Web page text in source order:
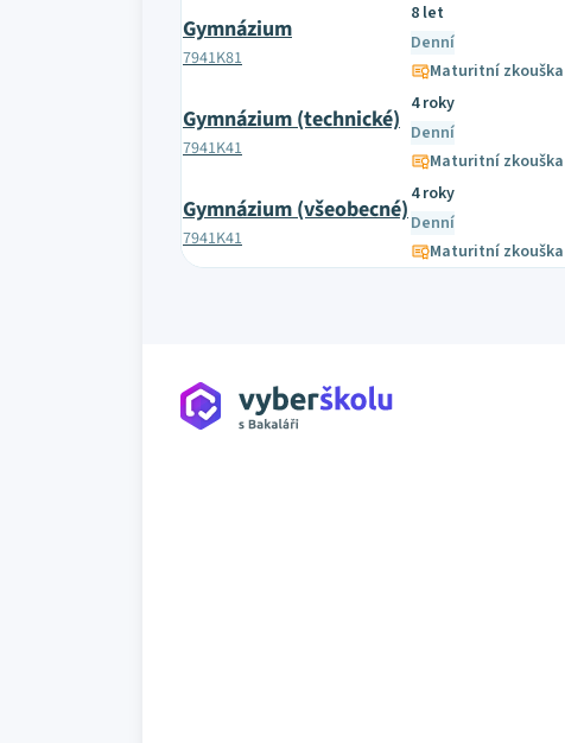
Gymnázium
7941K81
8 let
Denní
Maturitní zkouška
Gymnázium (technické)
7941K41
4 roky
Denní
Maturitní zkouška
Gymnázium (všeobecné)
7941K41
4 roky
Denní
Maturitní zkouška